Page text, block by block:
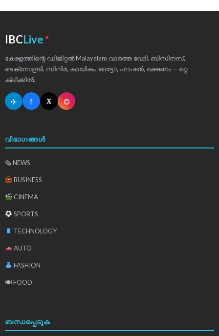
IBCLive ●
കേരളത്തിന്റെ ഡിജിറ്റൽ Malayalam വാർത്ത വേദി. ബിസിനസ്,
ടെക്‌നോളജി, സിനിമ, കായികം, ഓട്ടോ, ഫാഷൻ, ഭക്ഷണം — ഒറ്റ
ക്ലിക്കിൽ.
✈ f 𝕏 ◎
വിഭാഗങ്ങൾ
🗞 NEWS
BUSINESS
CINEMA
SPORTS
TECHNOLOGY
AUTO
FASHION
🍽 FOOD
ബന്ധപ്പെടുക